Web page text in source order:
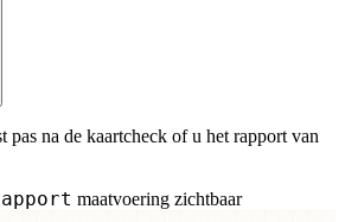
pas na de kaartcheck of u het rapport van
maatvoering zichtbaar